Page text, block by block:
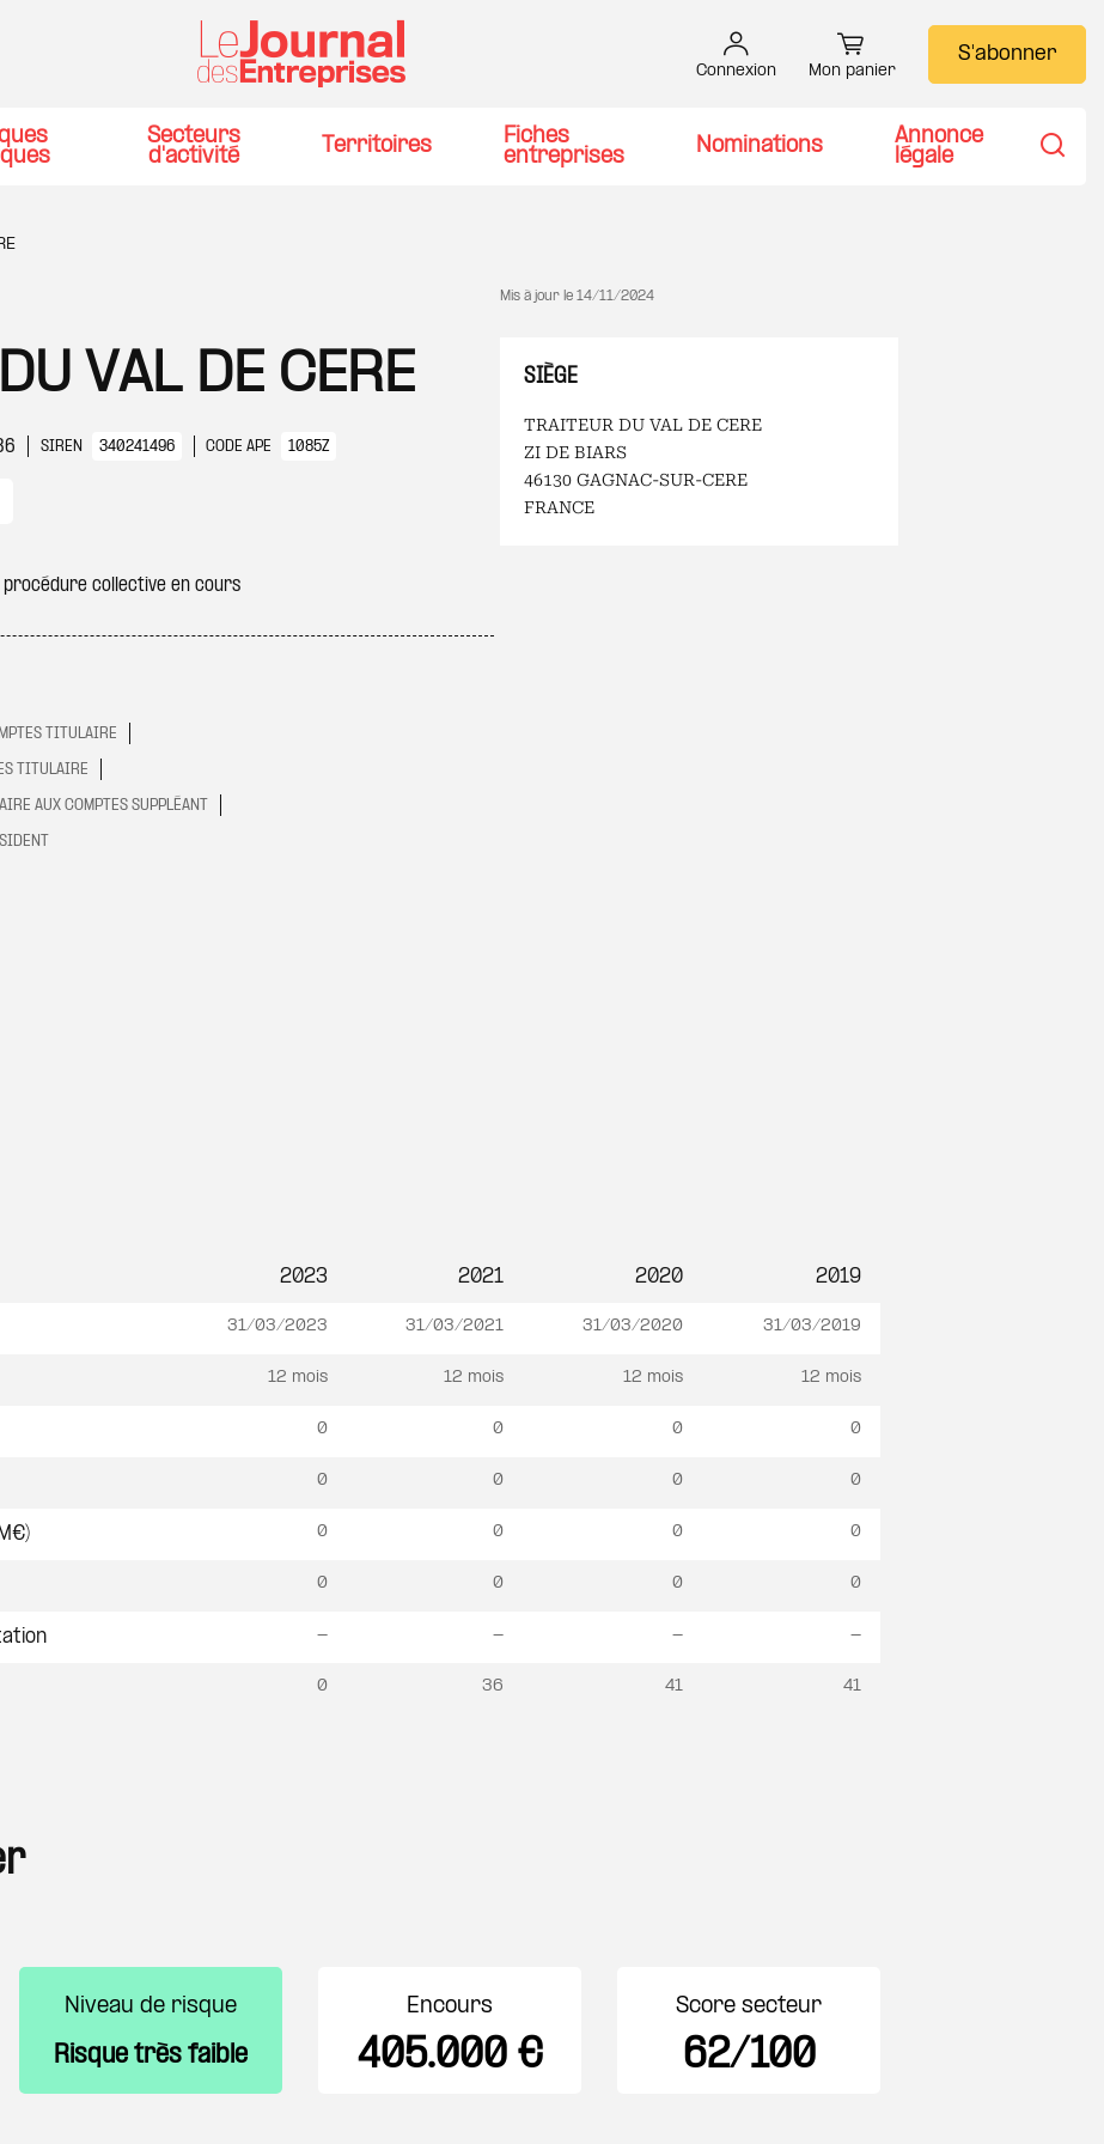
Connexion Mon panier
S'abonner
Secteurs
d'activité
Territoires
Fiches
entreprises
Nominations
Annonce
légale
VAL DE CERE
SIREN 340241496 CODE APE 1085Z
Mis à jour le 14/11/2024
SIÈGE
TRAITEUR DU VAL DE CERE
ZI DE BIARS
46130 GAGNAC-SUR-CERE
FRANCE
procédure collective en cours
TITULAIRE
TITULAIRE
AUX COMPTES SUPPLÉANT
2023 2021 2020 2019
31/03/2023 31/03/2021 31/03/2020 31/03/2019
12 mois 12 mois 12 mois 12 mois
0 0 0 0
0 0 0 0
0 0 0 0
0 0 0 0
- - - -
0 36 41 41
Niveau de risque
Risque très faible
Encours
405.000 €
Score secteur
62/100